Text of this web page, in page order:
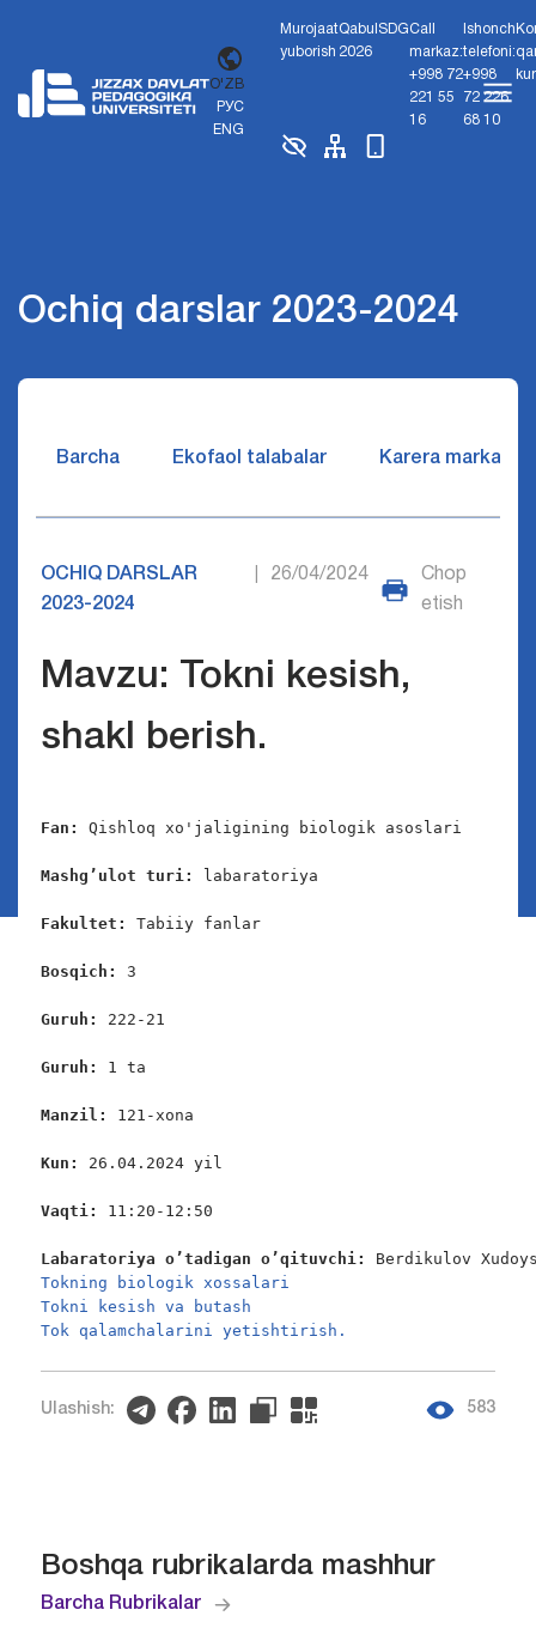
O'ZB
РУС
ENG
Murojaat
yuborish
Qabul
2026
SDGCall
markaz:
+998 72
221 55
16
Ishonch
telefoni:
+998
72 226
68 10
Ochiq darslar 2023-2024
Barcha Ekofaol talabalar Karera markazi
OCHIQ DARSLAR
2023-2024
26/04/2024
Chop
etish
Mavzu: Tokni kesish,
shakl berish.
Fan: Qishloq xo'jaligining biologik asoslari
Mashg’ulot turi: labaratoriya
Fakultet: Tabiiy fanlar
Bosqich: 3
Guruh: 222-21
Guruh: 1 ta
Manzil: 121-xona
Kun: 26.04.2024 yil
Vaqti: 11:20-12:50
Labaratoriya o’tadigan o’qituvchi:
Berdikulov
Tokning biologik xossalari
Tokni kesish va butash
Tok qalamchalarini yetishtirish.
Ulashish: 583
Boshqa rubrikalarda mashhur
Barcha Rubrikalar